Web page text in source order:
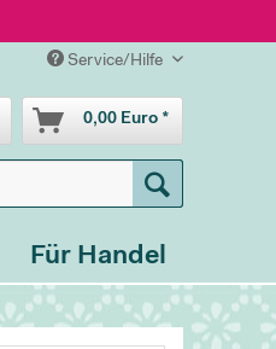
Service/Hilfe
0,00 Euro *
Für Handel